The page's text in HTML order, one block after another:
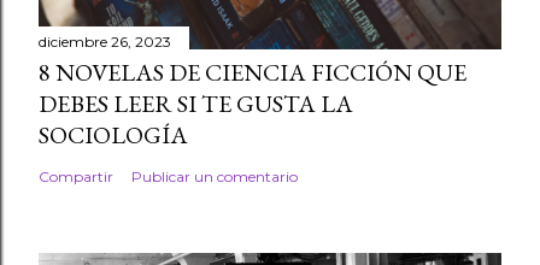
diciembre 26, 2023
8 NOVELAS DE CIENCIA FICCIÓN QUE
DEBES LEER SI TE GUSTA LA
SOCIOLOGÍA
Compartir Publicar un comentario